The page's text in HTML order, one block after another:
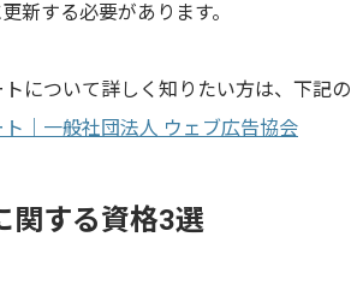
新する必要があります。
について詳しく知りたい方は、下記
｜一般社団法人 ウェブ広告協会
関する資格3選